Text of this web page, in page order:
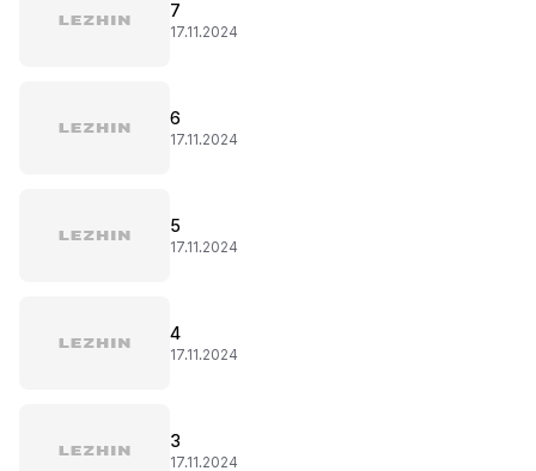
7
17.11.2024
6
17.11.2024
5
17.11.2024
4
17.11.2024
3
17.11.2024